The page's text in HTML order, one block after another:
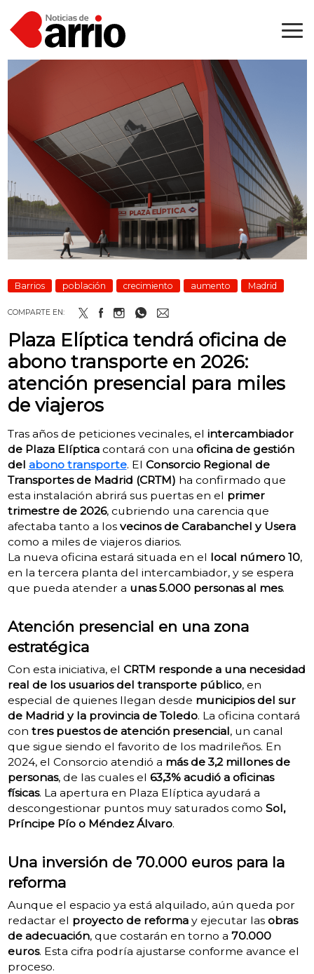
Barrios población crecimiento aumento Madrid
COMPARTE EN:
Plaza Elíptica tendrá oficina de
abono transporte en 2026:
atención presencial para miles
de viajeros
Tras años de peticiones vecinales, el intercambiador
de Plaza Elípticacontará con una oficina de gestión
del abono transporte. El Consorcio Regional de
Transportes de Madrid (CRTM) ha confirmado que
esta instalación abrirá sus puertas en el primer
trimestre de 2026, cubriendo una carencia que
afectaba tanto a los vecinos de Carabanchel y Usera
como a miles de viajeros diarios.
La nueva oficina estará situada en el local número 10,
en la tercera planta del intercambiador, y se espera
que pueda atender a unas 5.000 personas al mes.
Atención presencial en una zona
estratégica
Con esta iniciativa, el CRTM responde a una necesidad
real de los usuarios del transporte público, en
especial de quienes llegan desde municipios del sur
de Madrid y la provincia de Toledo. La oficina contará
con tres puestos de atención presencial, un canal
que sigue siendo el favorito de los madrileños. En
2024, el Consorcio atendió a más de 3,2 millones de
personas, de las cuales el 63,3% acudió a oficinas
físicas. La apertura en Plaza Elíptica ayudará a
descongestionar puntos muy saturados como Sol,
Príncipe Pío o Méndez Álvaro.
Una inversión de 70.000 euros para la
reforma
Aunque el espacio ya está alquilado, aún queda por
redactar el proyecto de reformay ejecutar las obras
de adecuación, que costarán en torno a 70.000
euros. Esta cifra podría ajustarse conforme avance el
proceso.